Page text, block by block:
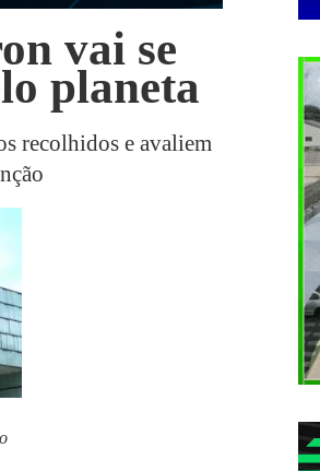
vai se
planeta
recolhidos e avaliem